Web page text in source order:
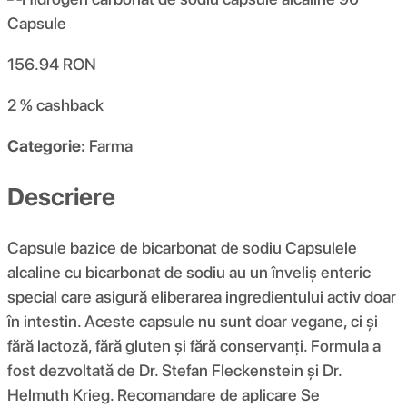
156.94 RON
2 %cashback
Categorie: Farma
Descriere
Capsule bazice de bicarbonat de sodiu Capsulele
alcaline cu bicarbonat de sodiu au un înveliș enteric
special care asigură eliberarea ingredientului activ doar
în intestin. Aceste capsule nu sunt doar vegane, ci și
fără lactoză, fără gluten și fără conservanți. Formula a
fost dezvoltată de Dr. Stefan Fleckenstein și Dr.
Helmuth Krieg. Recomandare de aplicare Se